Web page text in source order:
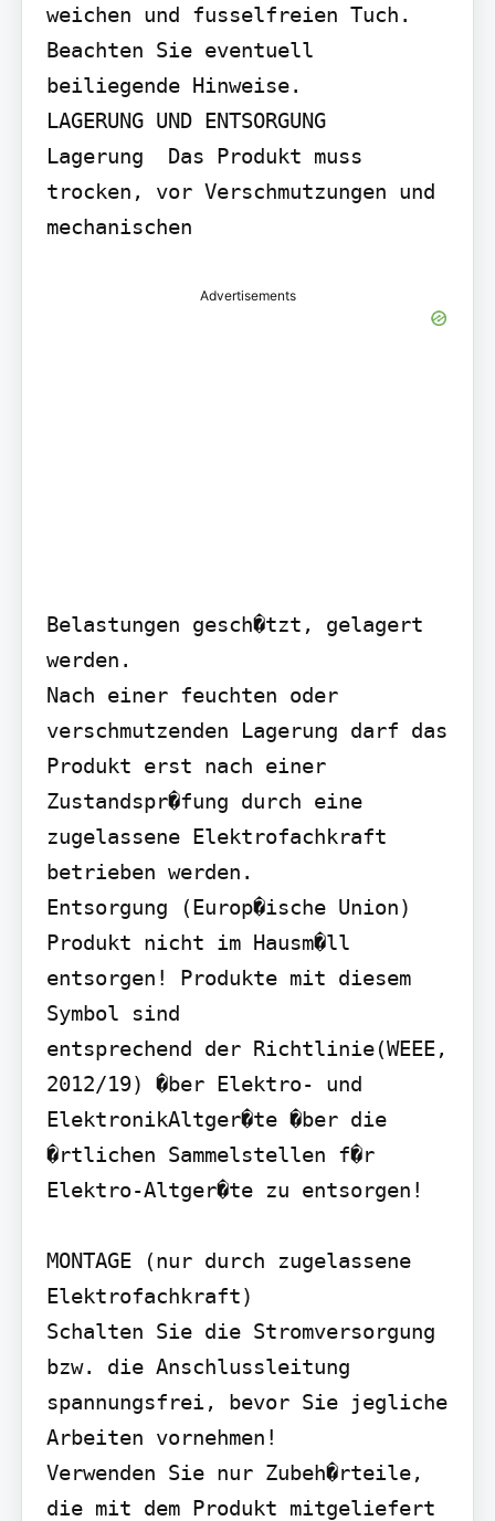
weichen und fusselfreien Tuch.
Beachten Sie eventuell
beiliegende Hinweise.
LAGERUNG UND ENTSORGUNG
Lagerung  Das Produkt muss
trocken, vor Verschmutzungen und
mechanischen
Advertisements
Belastungen gesch�tzt, gelagert
werden.
Nach einer feuchten oder
verschmutzenden Lagerung darf das
Produkt erst nach einer
Zustandspr�fung durch eine
zugelassene Elektrofachkraft
betrieben werden.
Entsorgung (Europ�ische Union)
Produkt nicht im Hausm�ll
entsorgen! Produkte mit diesem
Symbol sind
entsprechend der Richtlinie(WEEE,
2012/19) �ber Elektro- und
ElektronikAltger�te �ber die
�rtlichen Sammelstellen f�r
Elektro-Altger�te zu entsorgen!
MONTAGE (nur durch zugelassene
Elektrofachkraft)
Schalten Sie die Stromversorgung
bzw. die Anschlussleitung
spannungsfrei, bevor Sie jegliche
Arbeiten vornehmen!
Verwenden Sie nur Zubeh�rteile,
die mit dem Produkt mitgeliefert